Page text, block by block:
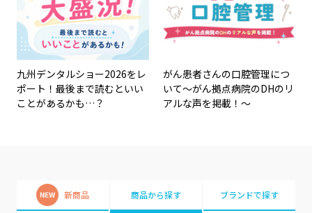
九州デンタルショー2026をレ
ポート！最後まで読むといい
ことがあるかも…？
がん患者さんの口腔管理につ
いて～がん拠点病院のDHのリ
アルな声を掲載！～
新商品 商品から探す ブランドで探す